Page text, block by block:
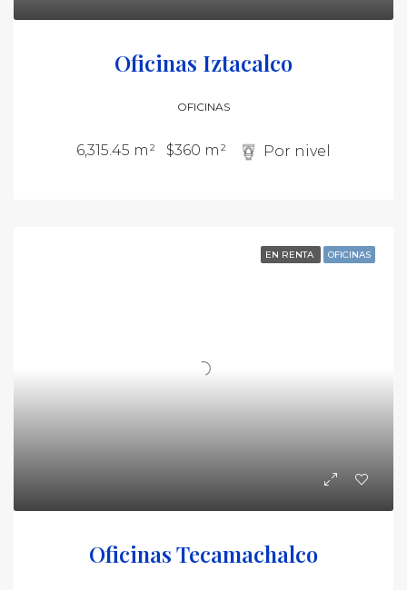
Oficinas Iztacalco
OFICINAS
6,315.45 m² $360 m² Por nivel
EN RENTA OFICINAS
Oficinas Tecamachalco